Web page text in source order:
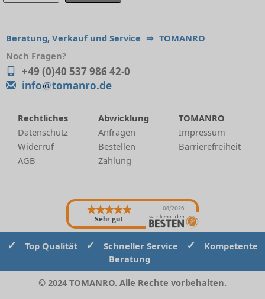
Beratung, Verkauf und Service ⇒ TOMANRO
Noch Fragen?
+49 (0)40 537 986 42-0
info
tomanro.de
Rechtliches
Datenschutz
Widerruf
AGB
Abwicklung
Anfragen
Bestellen
Zahlung
TOMANRO
Impressum
Barrierefreiheit
Sehr gut
08/2026
✓ Top Qualität ✓ Schneller Service ✓
Kompetente
Beratung
© 2024 TOMANRO. Alle Rechte vorbehalten.